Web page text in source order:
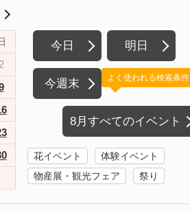
今日 明日
今週末
8月すべてのイベント
よく使われる検索条件
花イベント
体験イベント
物産展・観光フェア
祭り